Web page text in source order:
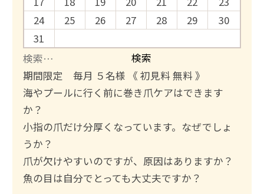
24
25 26 27 28 29
30
31
検
索
:
期間限定 毎月 ５名様 《 初見料 無料 》
海やプールに行く前に巻き爪ケアはできます
か？
小指の爪だけ分厚くなっています。なぜでしょ
うか？
爪が欠けやすいのですが、原因はありますか？
魚の目は自分でとっても大丈夫ですか？